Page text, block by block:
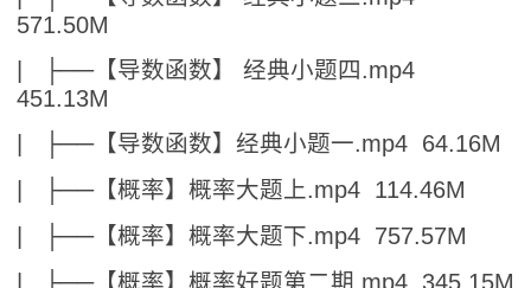
571.50M
| ├──【导数函数】 经典小题四.mp4
451.13M
| ├──【导数函数】经典小题一.mp4 64.16M
| ├──【概率】概率大题上.mp4 114.46M
| ├──【概率】概率大题下.mp4 757.57M
| ├──【概率】概率好题第二期.mp4 345.15M